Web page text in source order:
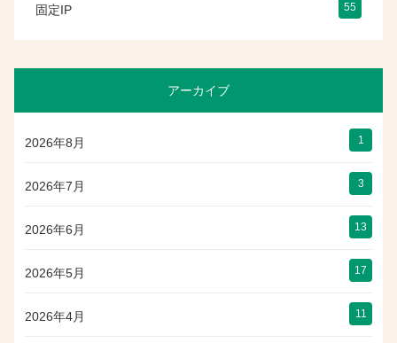
固定IP 55
アーカイブ
2026年8月 1
2026年7月 3
2026年6月 13
2026年5月 17
2026年4月 11